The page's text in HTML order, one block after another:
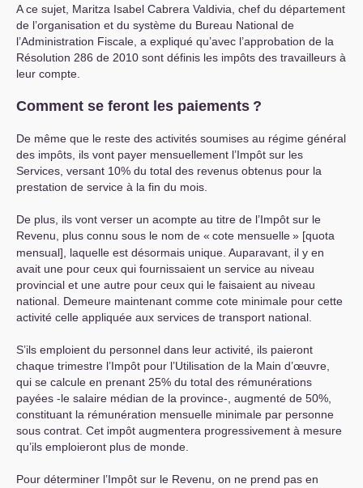
A ce sujet, Maritza Isabel Cabrera Valdivia, chef du département
de l’organisation et du système du Bureau National de
l’Administration Fiscale, a expliqué qu’avec l’approbation de la
Résolution 286 de 2010 sont définis les impôts des travailleurs à
leur compte.
Comment se feront les paiements ?
De même que le reste des activités soumises au régime général
des impôts, ils vont payer mensuellement l’Impôt sur les
Services, versant 10% du total des revenus obtenus pour la
prestation de service à la fin du mois.
De plus, ils vont verser un acompte au titre de l’Impôt sur le
Revenu, plus connu sous le nom de « cote mensuelle» [quota
mensual], laquelle est désormais unique. Auparavant, il y en
avait une pour ceux qui fournissaient un service au niveau
provincial et une autre pour ceux qui le faisaient au niveau
national. Demeure maintenant comme cote minimale pour cette
activité celle appliquée aux services de transport national.
S’ils emploient du personnel dans leur activité, ils paieront
chaque trimestre l’Impôt pour l’Utilisation de la Main d’œuvre,
qui se calcule en prenant 25% du total des rémunérations
payées -le salaire médian de la province-, augmenté de 50%,
constituant la rémunération mensuelle minimale par personne
sous contrat. Cet impôt augmentera progressivement à mesure
qu’ils emploieront plus de monde.
Pour déterminer l’Impôt sur le Revenu, on ne prend pas en